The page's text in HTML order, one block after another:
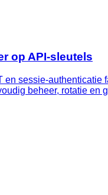
op API‑sleutels
beheer, rotatie en